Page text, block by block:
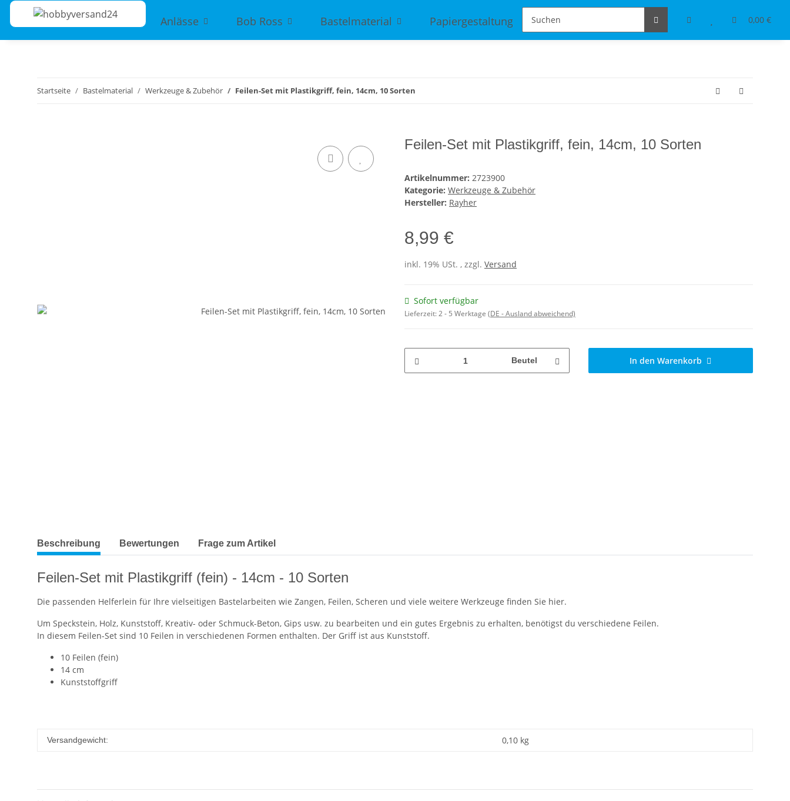
0,00 €
Anlässe Bob Ross Bastelmaterial Papiergestaltung Schmuckdesign Tischdeko & Accessoires
Startseite Bastelmaterial Werkzeuge & Zubehör Feilen-Set mit Plastikgriff, fein, 14cm, 10 Sorten
Feilen-Set mit Plastikgriff, fein, 14cm, 10 Sorten
Artikelnummer: 2723900
Kategorie: Werkzeuge & Zubehör
Hersteller: Rayher
8,99 €
inkl. 19% USt. , zzgl. Versand
Sofort verfügbar
Lieferzeit:2 - 5 Werktage (DE - Ausland abweichend)
Beutel In den Warenkorb
Beschreibung Bewertungen Frage zum Artikel
Feilen-Set mit Plastikgriff (fein) - 14cm - 10 Sorten
Die passenden Helferlein für Ihre vielseitigen Bastelarbeiten wie Zangen, Feilen, Scheren und viele weitere Werkzeuge finden Sie hier.
Um Speckstein, Holz, Kunststoff, Kreativ- oder Schmuck-Beton, Gips usw. zu bearbeiten und ein gutes Ergebnis zu erhalten, benötigst du verschiedene Feilen.
In diesem Feilen-Set sind 10 Feilen in verschiedenen Formen enthalten. Der Griff ist aus Kunststoff.
10 Feilen (fein)
14 cm
Kunststoffgriff
Versandgewicht: 0,10 kg